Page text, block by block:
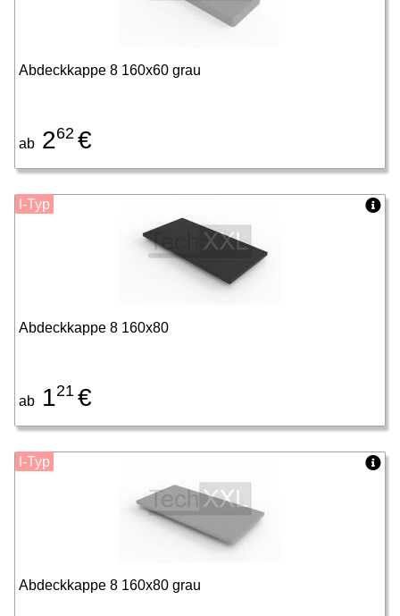
Abdeckkappe 8 160x60 grau
ab 262 €
Abdeckkappe 8 160x80
ab 121 €
I-Typ
Abdeckkappe 8 160x80 grau
I-Typ